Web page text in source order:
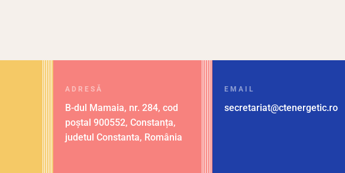
ADRESĂ
B-dul Mamaia, nr. 284, cod
poștal 900552, Constanța,
judetul Constanta, România
EMAIL
secretariat@ctenergetic.ro